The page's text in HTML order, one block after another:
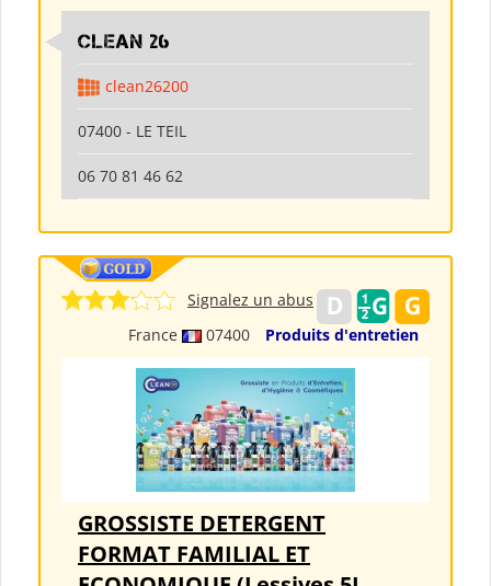
clean 26
clean26200
07400 - LE TEIL
06 70 81 46 62
France 07400 Produits d'entretien
Signalez un abus
GROSSISTE DETERGENT
FORMAT FAMILIAL ET